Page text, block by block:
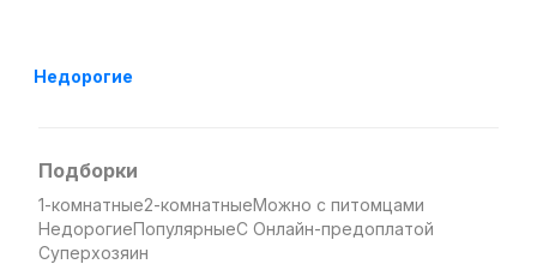
Недорогие
Подборки
1-комнатные2-комнатныеМожно с питомцами
НедорогиеПопулярныеС Онлайн-предоплатой
Суперхозяин